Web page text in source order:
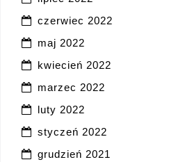
czerwiec 2022
maj 2022
kwiecień 2022
marzec 2022
luty 2022
styczeń 2022
grudzień 2021